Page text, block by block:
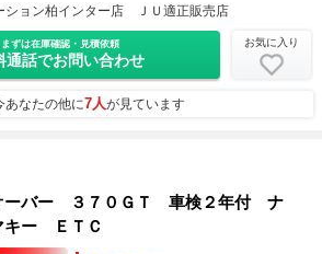
ション柏インター店 ＪＵ適正販売店
まずは在庫確認・見積依頼
通話でお問い合わせ
お気に入り
あなたの他に7人が見ています
ーバー ３７０ＧＴ 車検２年付 ナ
ー ＥＴＣ